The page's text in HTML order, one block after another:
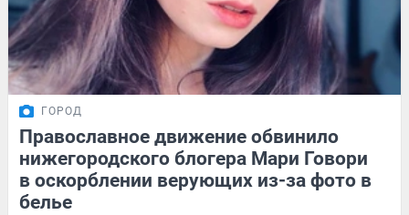
ГОРОД
Православное движение обвинило
нижегородского блогера Мари Говори
в оскорблении верующих из-за фото в
белье